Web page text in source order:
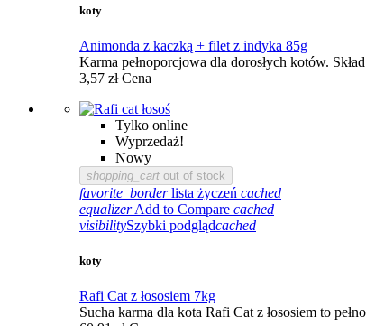
koty
Animonda z kaczką + filet z indyka 85g
Karma pełnoporcjowa dla dorosłych kotów.
3,57 zł Cena
Tylko online
Wyprzedaż!
Nowy
shopping_cart out of stock
favorite_border lista życzeń cached
equalizer Add to Compare cached
visibilitySzybki podglądcached
koty
Rafi Cat z łososiem 7kg
Sucha karma dla kota Rafi Cat z łososiem to